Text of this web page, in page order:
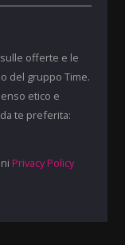
offerte e le
del gruppo Time.
etico e
te preferita:
Privacy Policy